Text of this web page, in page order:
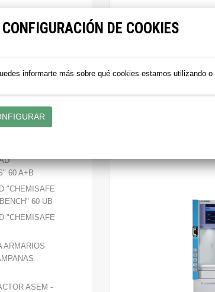
"CHEMISAFE
"CHEMISAFE
"CHEMISAFE
120
60 A+B
"CHEMISAFE
60 UB
"CHEMISAFE
ARMARIOS
ASEM -
DE COOKIES
informarte más sobre qué cookies estamos utilizando